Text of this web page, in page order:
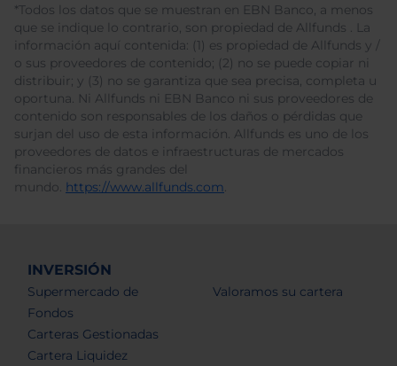
*Todos los datos que se muestran en EBN Banco, a menos
que se indique lo contrario, son propiedad de Allfunds . La
información aquí contenida: (1) es propiedad de Allfunds y /
o sus proveedores de contenido; (2) no se puede copiar ni
distribuir; y (3) no se garantiza que sea precisa, completa u
oportuna. Ni Allfunds ni EBN Banco ni sus proveedores de
contenido son responsables de los daños o pérdidas que
surjan del uso de esta información. Allfunds es uno de los
proveedores de datos e infraestructuras de mercados
financieros más grandes del
mundo. https://www.allfunds.com.
INVERSIÓN
Supermercado de
Fondos
Carteras Gestionadas
Cartera Liquidez
Valoramos su cartera